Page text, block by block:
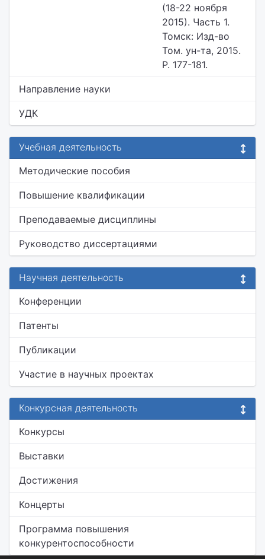
(18-22 ноября
2015). Часть 1.
Томск: Изд-во
Том. ун-та, 2015.
P. 177-181.
Направление науки
УДК
Учебная деятельность
Методические пособия
Повышение квалификации
Преподаваемые дисциплины
Руководство диссертациями
Научная деятельность
Конференции
Патенты
Публикации
Участие в научных проектах
Конкурсная деятельность
Конкурсы
Выставки
Достижения
Концерты
Программа повышения
конкурентоспособности